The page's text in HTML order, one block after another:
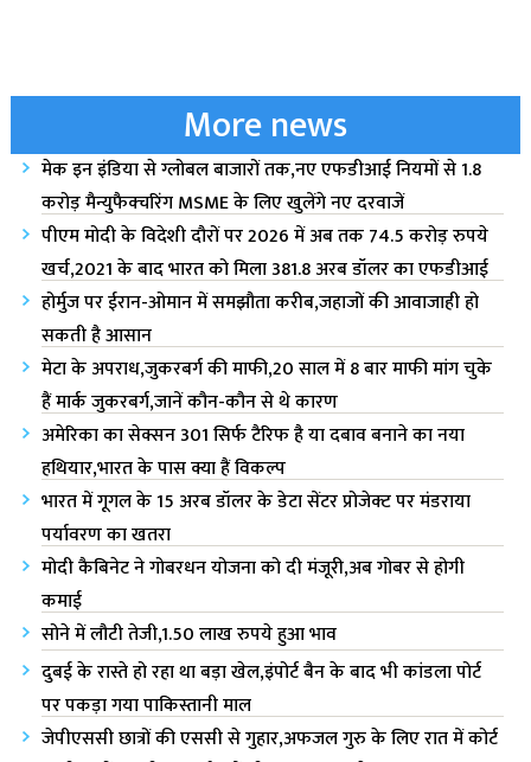
More news
मेक इन इंडिया से ग्लोबल बाजारों तक,नए एफडीआई नियमों से 1.8
करोड़ मैन्युफैक्चरिंग MSME के लिए खुलेंगे नए दरवाजें
पीएम मोदी के विदेशी दौरों पर 2026 में अब तक 74.5 करोड़ रुपये
खर्च,2021 के बाद भारत को मिला 381.8 अरब डॉलर का एफडीआई
होर्मुज पर ईरान-ओमान में समझौता करीब,जहाजों की आवाजाही हो
सकती है आसान
मेटा के अपराध,जुकरबर्ग की माफी,20 साल में 8 बार माफी मांग चुके
हैं मार्क जुकरबर्ग,जानें कौन-कौन से थे कारण
अमेरिका का सेक्सन 301 सिर्फ टैरिफ है या दबाव बनाने का नया
हथियार,भारत के पास क्या हैं विकल्प
भारत में गूगल के 15 अरब डॉलर के डेटा सेंटर प्रोजेक्ट पर मंडराया
पर्यावरण का खतरा
मोदी कैबिनेट ने गोबरधन योजना को दी मंजूरी,अब गोबर से होगी
कमाई
सोने में लौटी तेजी,1.50 लाख रुपये हुआ भाव
दुबई के रास्ते हो रहा था बड़ा खेल,इंपोर्ट बैन के बाद भी कांडला पोर्ट
पर पकड़ा गया पाकिस्तानी माल
जेपीएससी छात्रों की एससी से गुहार,अफजल गुरु के लिए रात में कोर्ट